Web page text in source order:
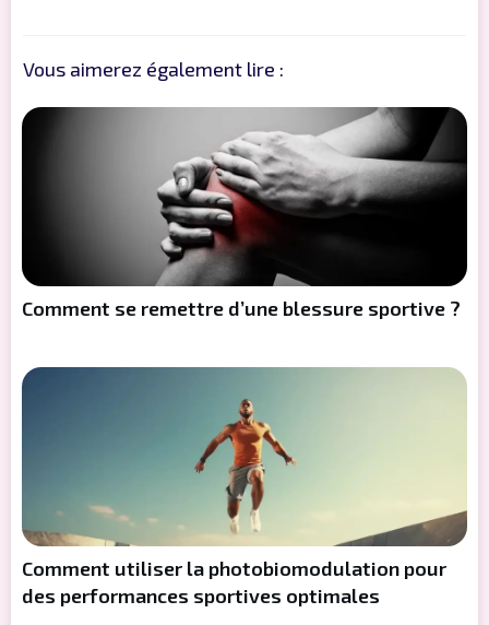
Vous aimerez également lire :
Comment se remettre d’une blessure sportive ?
Comment utiliser la photobiomodulation pour
des performances sportives optimales